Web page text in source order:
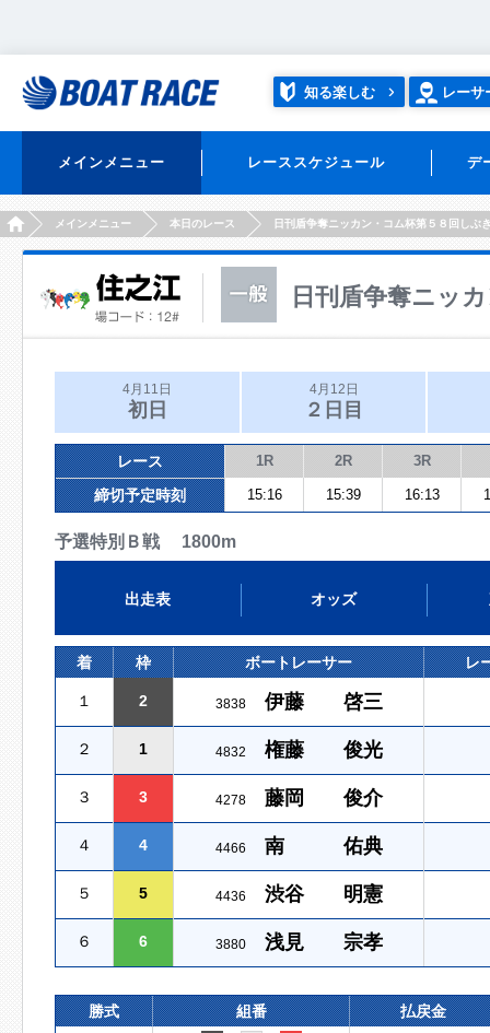
知る楽しむ レーサ
メインメニュー レーススケジュール デ
HOMEメインメニュー 本日のレース 日刊盾争奪ニッカン・コム杯第５８回しぶ
日刊盾争奪ニッ
4月11日
初日
4月12日
２日目
レース 1R 2R 3R
締切予定時刻 15:16 15:39 16:13
予選特別Ｂ戦 1800m
出走表 オッズ
着 枠 ボートレーサー レ
１ 2 3838 伊藤 啓三
２ 1 4832 権藤 俊光
３ 3 4278 藤岡 俊介
４ 4 4466 南 佑典
５ 5 4436 渋谷 明憲
６ 6 3880 浅見 宗孝
勝式 組番 払戻金